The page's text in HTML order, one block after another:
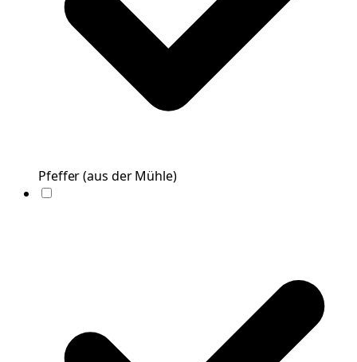
Pfeffer(aus der Mühle)